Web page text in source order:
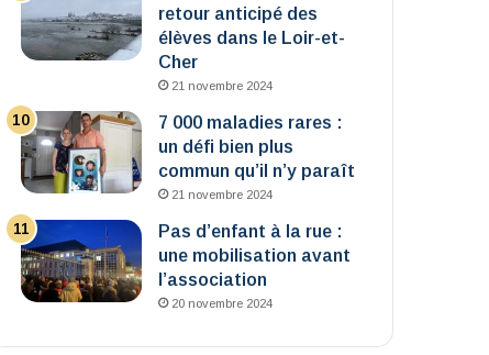
retour anticipé des
élèves dans le Loir-et-
Cher
21 novembre 2024
7 000 maladies rares :
un défi bien plus
commun qu’il n’y paraît
21 novembre 2024
Pas d’enfant à la rue :
une mobilisation avant
l’association
20 novembre 2024